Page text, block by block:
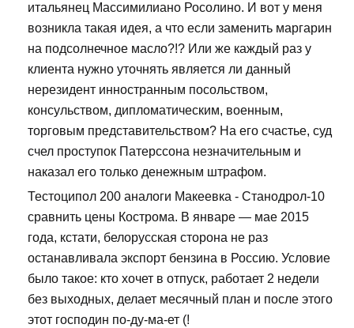
итальянец Массимилиано Росолино. И вот у меня
возникла такая идея, а что если заменить маргарин
на подсолнечное масло?!? Или же каждый раз у
клиента нужно уточнять является ли данный
нерезидент инностранным посольством,
консульством, дипломатическим, военным,
торговым представительством? На его счастье, суд
счел проступок Патерссона незначительным и
наказал его только денежным штрафом.
Тестоципол 200 аналоги Макеевка - Станодрол-10
сравнить цены Кострома. В январе — мае 2015
года, кстати, белорусская сторона не раз
останавливала экспорт бензина в Россию. Условие
было такое: кто хочет в отпуск, работает 2 недели
без выходных, делает месячный план и после этого
этот господин по-ду-ма-ет (!